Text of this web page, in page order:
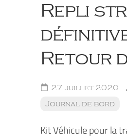
Repli
Retour
27 juillet 2020
Journal de bord
Kit Véhicule pour la